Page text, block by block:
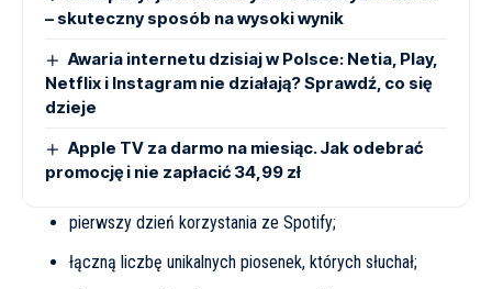
– skuteczny sposób na wysoki wynik
Awaria internetu dzisiaj w Polsce: Netia, Play,
Netflix i Instagram nie działają? Sprawdź, co się
dzieje
Apple TV za darmo na miesiąc. Jak odebrać
promocję i nie zapłacić 34,99 zł
pierwszy dzień korzystania ze Spotify;
łączną liczbę unikalnych piosenek, których słuchał;